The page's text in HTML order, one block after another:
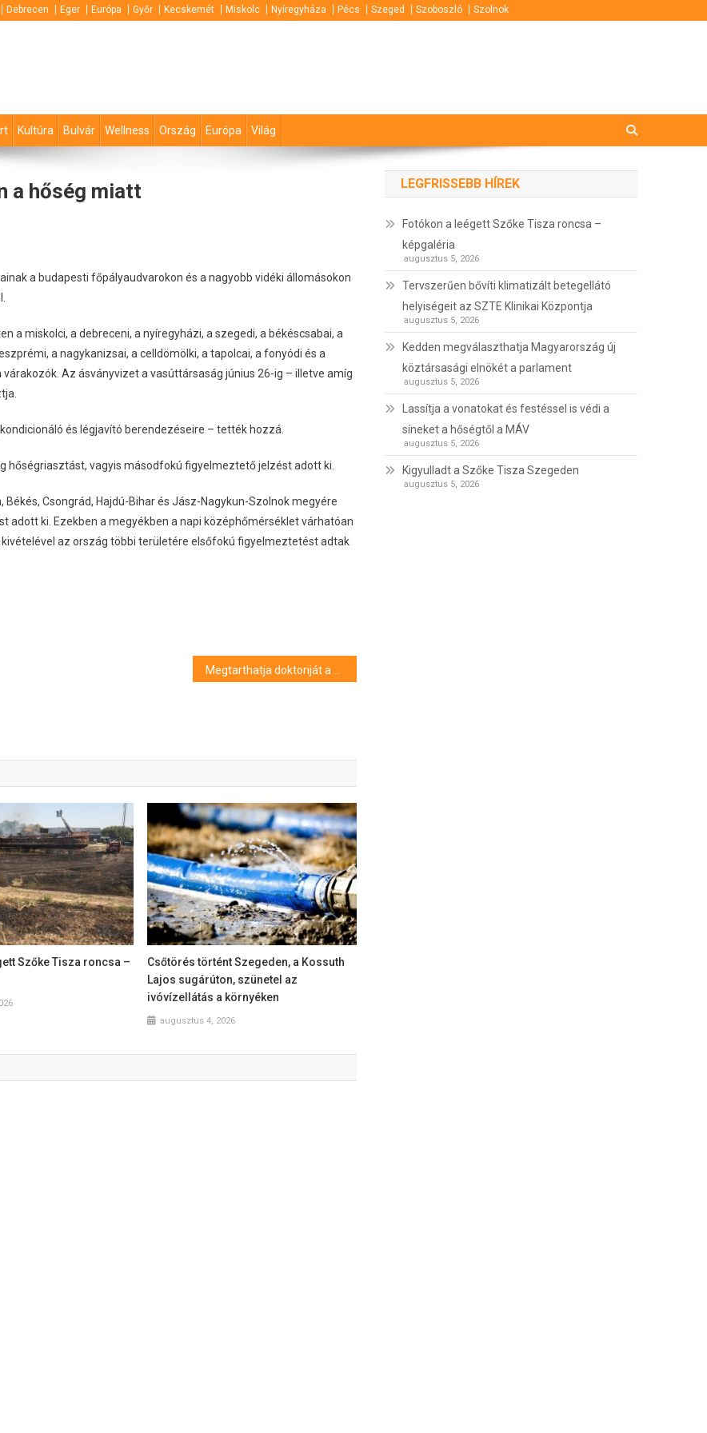
Debrecen Eger Európa Győr Kecskemét Miskolc Nyíregyháza Pécs Szeged Szoboszló Szolnok
Kultúra Bulvár Wellness Ország Európa Világ
a hőség miatt
a budapesti főpályaudvarokon és a nagyobb vidéki állomásokon
a miskolci, a debreceni, a nyíregyházi, a szegedi, a békéscsabai, a
a nagykanizsai, a celldömölki, a tapolcai, a fonyódi és a
Az ásványvizet a vasúttársaság június 26-ig – illetve amíg
és légjavító berendezéseire – tették hozzá.
vagyis másodfokú figyelmeztető jelzést adott ki.
Csongrád, Hajdú-Bihar és Jász-Nagykun-Szolnok megyére
ki. Ezekben a megyékben a napi középhőmérséklet várhatóan
az ország többi területére elsőfokú figyelmeztetést adtak
Szőke Tisza roncsa –
Csőtörés történt Szegeden, a Kossuth
Lajos sugárúton, szünetel az
ivóvízellátás a környéken
augusztus 4, 2026
LEGFRISSEBB HÍREK
Fotókon a leégett Szőke Tisza roncsa –
képgaléria
augusztus 5, 2026
Tervszerűen bővíti klimatizált betegellátó
helyiségeit az SZTE Klinikai Központja
augusztus 5, 2026
Kedden megválaszthatja Magyarország új
köztársasági elnökét a parlament
augusztus 5, 2026
Lassítja a vonatokat és festéssel is védi a
síneket a hőségtől a MÁV
augusztus 5, 2026
Kigyulladt a Szőke Tisza Szegeden
augusztus 5, 2026